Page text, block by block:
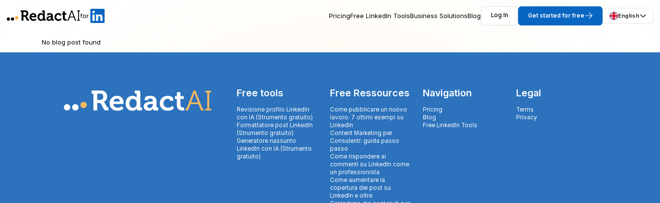
for PricingFree LinkedIn ToolsBusiness SolutionsBlog Log In Get started for free English
No blog post found
Free tools
Revisione profilo LinkedIn
con IA (Strumento gratuito)
Formattatore post LinkedIn
(Strumento gratuito)
Generatore riassunto
LinkedIn con IA (Strumento
gratuito)
Free Ressources
Come pubblicare un nuovo
lavoro: 7 ottimi esempi su
LinkedIn
Content Marketing per
Consulenti: guida passo
passo
Come rispondere ai
commenti su LinkedIn come
un professionista
Come aumentare la
copertura dei post su
LinkedIn e oltre
Navigation
Pricing
Blog
Free LinkedIn Tools
Legal
Terms
Privacy